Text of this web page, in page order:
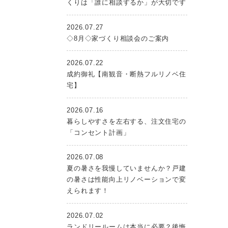
くりは「誰に相談するか」が大切です
2026.07.27
◇8月◇家づくり相談会のご案内
2026.07.22
成約御礼【南観音・断熱フルリノベ住
宅】
2026.07.16
暮らしやすさを左右する、注文住宅の
「コンセント計画」
2026.07.08
夏の暑さを我慢していませんか？戸建
の暑さは性能向上リノベーションで変
えられます！
2026.07.02